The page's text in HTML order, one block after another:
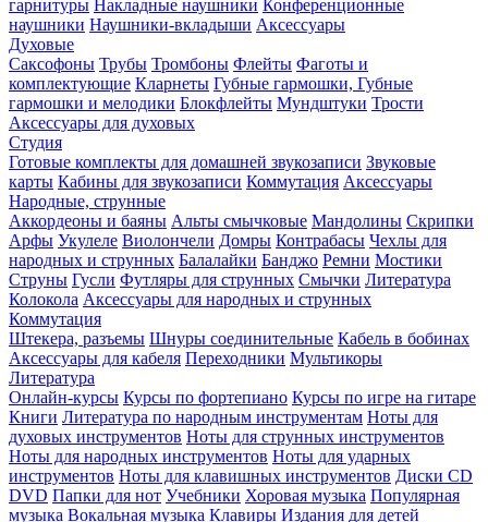
гарнитуры Накладные наушники Конференционные
наушники Наушники-вкладыши Аксессуары
Духовые
Саксофоны Трубы Тромбоны Флейты Фаготы и
комплектующие Кларнеты Губные гармошки, Губные
гармошки и мелодики Блокфлейты Мундштуки Трости
Аксессуары для духовых
Студия
Готовые комплекты для домашней звукозаписи Звуковые
карты Кабины для звукозаписи Коммутация Аксессуары
Народные, струнные
Аккордеоны и баяны Альты смычковые Мандолины Скрипки
Арфы Укулеле Виолончели Домры Контрабасы Чехлы для
народных и струнных Балалайки Банджо Ремни Мостики
Струны Гусли Футляры для струнных Смычки Литература
Колокола Аксессуары для народных и струнных
Коммутация
Штекера, разъемы Шнуры соединительные Кабель в бобинах
Аксессуары для кабеля Переходники Мультикоры
Литература
Онлайн-курсы Курсы по фортепиано Курсы по игре на гитаре
Книги Литература по народным инструментам Ноты для
духовых инструментов Ноты для струнных инструментов
Ноты для народных инструментов Ноты для ударных
инструментов Ноты для клавишных инструментов Диски CD
DVD Папки для нот Учебники Хоровая музыка Популярная
музыка Вокальная музыка Клавиры Издания для детей